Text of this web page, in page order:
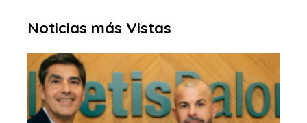
Noticias más Vistas